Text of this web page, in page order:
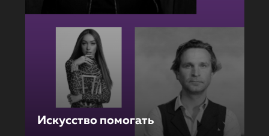
Искусство помогать